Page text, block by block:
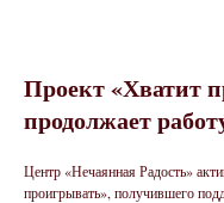
Проект «Хватит
продолжает
Центр «Нечаянная Радость»
проигрывать», получившего